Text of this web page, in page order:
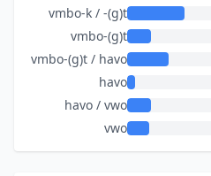
vmbo-k / -(g)t
vmbo-(g)t
vmbo-(g)t / havo
havo
havo / vwo
vwo